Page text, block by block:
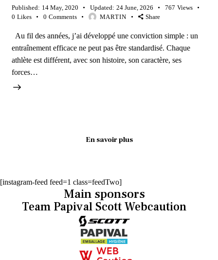
Published: 14 May, 2020 Updated: 24 June, 2026 767 Views
0 Likes 0 Comments MARTIN Share
Au fil des années, j’ai développé une conviction simple : un
entraînement efficace ne peut pas être standardisé. Chaque
athlète est différent, avec son histoire, son caractère, ses
forces…
En savoir plus
[instagram-feed feed=1 class=feedTwo]
Main sponsors
Team Papival Scott Webcaution